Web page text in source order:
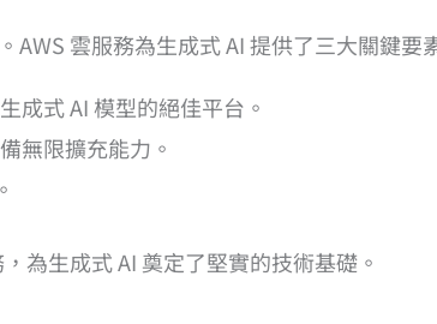
雲服務為生成式 AI 提供了三大關鍵要
成式 AI 模型的絕佳平台。
無限擴充能力。
為生成式 AI 奠定了堅實的技術基礎。